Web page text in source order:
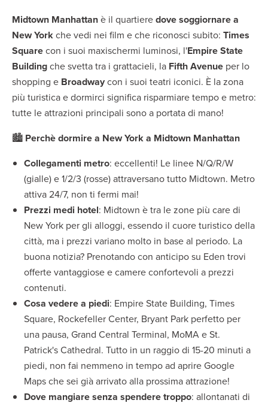
Midtown Manhattanè il quartieredove soggiornare a
New Yorkche vedi nei film e che riconosci subito: Times
Squarecon i suoi maxischermi luminosi, l'Empire State
Buildingche svetta tra i grattacieli, la Fifth Avenue per lo
shopping e Broadwaycon i suoi teatri iconici. È la zona
più turistica e dormirci significa risparmiare tempo e metro:
tutte le attrazioni principali sono a portata di mano!
🏙️ Perchè dormire a New York a Midtown Manhattan
Collegamenti metro: eccellenti! Le linee N/Q/R/W
(gialle) e 1/2/3 (rosse) attraversano tutto Midtown. Metro
attiva 24/7, non ti fermi mai!
Prezzi medi hotel: Midtown è tra le zone più care di
New York per gli alloggi, essendo il cuore turistico della
città, ma i prezzi variano molto in base al periodo. La
buona notizia? Prenotando con anticipo su Eden trovi
offerte vantaggiose e camere confortevoli a prezzi
contenuti.
Cosa vedere a piedi: Empire State Building, Times
Square, Rockefeller Center, Bryant Park perfetto per
una pausa, Grand Central Terminal, MoMA e St.
Patrick's Cathedral. Tutto in un raggio di 15-20 minuti a
piedi, non fai nemmeno in tempo ad aprire Google
Maps che sei già arrivato alla prossima attrazione!
Dove mangiare senza spendere troppo: allontanati di